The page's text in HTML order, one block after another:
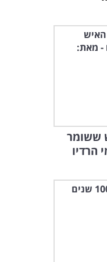
ששומר
הרדיו